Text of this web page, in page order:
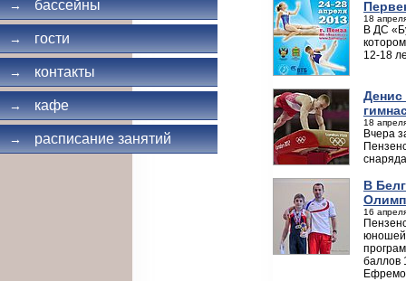
→ бассейны
→ гости
→ контакты
→ кафе
→ расписание занятий
18
В ДС
12-18
Денис
18
Вчера
В
16
юношей
баллов